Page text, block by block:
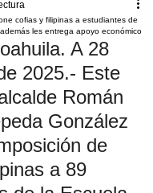
cofias y filipinas a estudiantes de
les entrega apoyo económico
A 28
2025.- Este
Román
González
de
a 89